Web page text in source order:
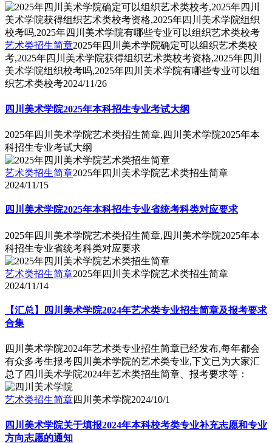
艺术类招生简章2025年四川美术学院确定可以组织艺术类校
考,2025年四川美术学院获得组织艺术类校考资格,2025年四川
美术学院组织校考吗,2025年四川美术学院有哪些专业可以组
织艺术类校考2024/11/26
四川美术学院2025年本科招生专业考试大纲
2025年四川美术学院艺术类招生简章,四川美术学院2025年本
科招生专业考试大纲
艺术类招生简章2025年四川美术学院艺术类招生简章
2024/11/15
四川美术学院2025年本科招生专业省统考科类对应要求
2025年四川美术学院艺术类招生简章,四川美术学院2025年本
科招生专业省统考科类对应要求
艺术类招生简章2025年四川美术学院艺术类招生简章
2024/11/14
【汇总】四川美术学院2024年艺术类专业招生简章及报考要求
合集
四川美术学院2024年艺术类专业招生简章已经发布,每年都会
有众多考生报考四川美术学院的艺术类专业,下文已为大家汇
总了四川美术学院2024年艺术类招生简章、报考要求等：
艺术类招生简章四川美术学院2024/10/1
四川美术学院关于填报2024年本科校考类专业补充志愿和专业
方向志愿的通知